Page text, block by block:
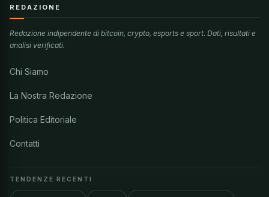
REDAZIONE
Redazione indipendente di bitcoin, crypto, esports e sport. Dati, risultati e
analisi verificati.
Chi Siamo
La Nostra Redazione
Politica Editoriale
Contatti
TENDENZE RECENTI